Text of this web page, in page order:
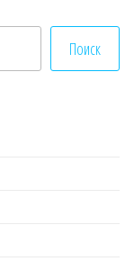
Поиск